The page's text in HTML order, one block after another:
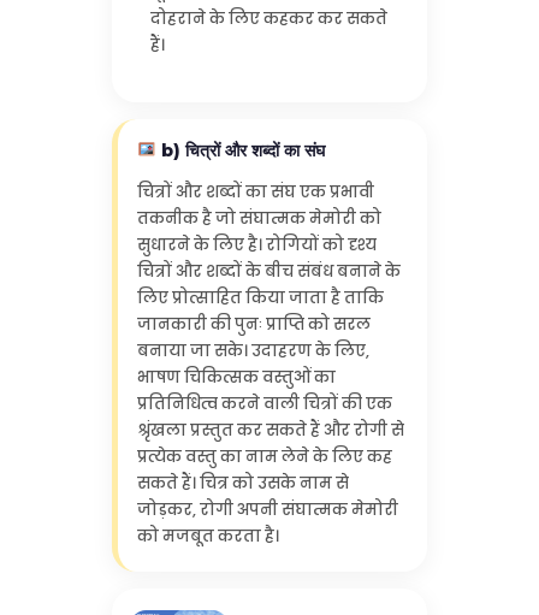
दोहराने के लिए कहकर कर सकते
हैं।
b) चित्रों और शब्दों का संघ
चित्रों और शब्दों का संघ एक प्रभावी
तकनीक है जो संघात्मक मेमोरी को
सुधारने के लिए है। रोगियों को दृश्य
चित्रों और शब्दों के बीच संबंध बनाने के
लिए प्रोत्साहित किया जाता है ताकि
जानकारी की पुनः प्राप्ति को सरल
बनाया जा सके। उदाहरण के लिए,
भाषण चिकित्सक वस्तुओं का
प्रतिनिधित्व करने वाली चित्रों की एक
श्रृंखला प्रस्तुत कर सकते हैं और रोगी से
प्रत्येक वस्तु का नाम लेने के लिए कह
सकते हैं। चित्र को उसके नाम से
जोड़कर, रोगी अपनी संघात्मक मेमोरी
को मजबूत करता है।